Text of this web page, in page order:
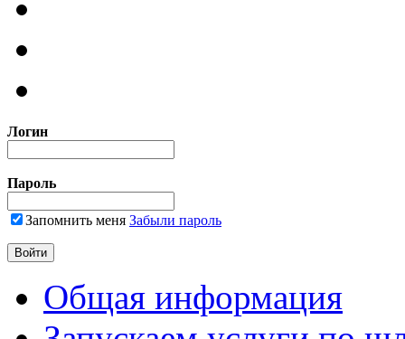
Логин
Пароль
Запомнить меня Забыли пароль
Общая информация